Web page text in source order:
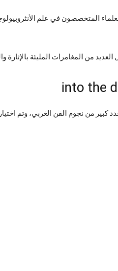
المتخصصون في علم
العديد من المغامرات المليئة
من نجوم الفن الغربي، وتم